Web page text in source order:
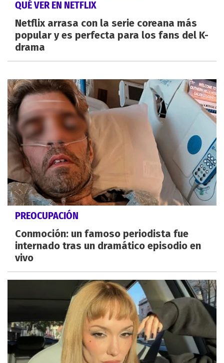
QUÉ VER EN NETFLIX
Netflix arrasa con la serie coreana más
popular y es perfecta para los fans del K-
drama
PREOCUPACIÓN
Conmoción: un famoso periodista fue
internado tras un dramático episodio en
vivo